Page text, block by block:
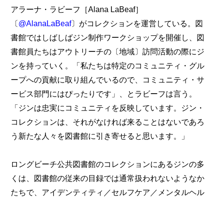
アラーナ・ラビーフ［Alana LaBeaf］
〔@AlanaLaBeaf〕がコレクションを運営している。図
書館ではしばしばジン制作ワークショップを開催し、図
書館員たちはアウトリーチの〔地域〕訪問活動の際にジ
ンを持っていく。「私たちは特定のコミュニティ・グル
ープへの貢献に取り組んでいるので、コミュニティ・サ
ービス部門にはぴったりです」、とラビーフは言う。
「ジンは忠実にコミュニティを反映しています。ジン・
コレクションは、それがなければ来ることはないであろ
う新たな人々を図書館に引き寄せると思います。」
ロングビーチ公共図書館のコレクションにあるジンの多
くは、図書館の従来の目録では通常扱われないようなか
たちで、アイデンティティ／セルフケア／メンタルヘル